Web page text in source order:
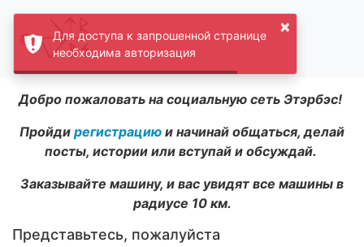
Добро пожаловать на социальную сеть Этэрбэс!
Пройди регистрацию и начинай общаться, делай
посты, истории или вступай и обсуждай.
Заказывайте машину, и вас увидят все машины в
радиусе 10 км.
Представьтесь, пожалуйста
×
Для доступа к запрошенной странице
необходима авторизация